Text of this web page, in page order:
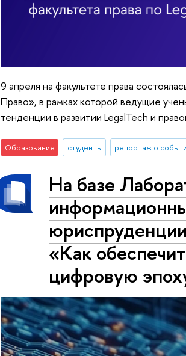
9 апреля на факультете права
Право», в рамках которой ведущие
тенденции в развитии LegalTech и
Образование студенты репортаж о
На базе
«Как
цифровую